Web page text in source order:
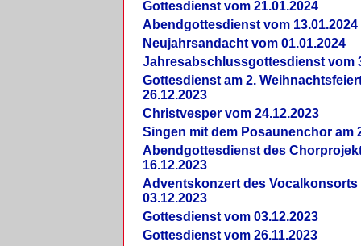
Gottesdienst vom 21.01.2024
Abendgottesdienst vom 13.01.2024
Neujahrsandacht vom 01.01.2024
Jahresabschlussgottesdienst vom
Gottesdienst am 2.
26.12.2023
Christvesper vom 24.12.2023
Singen mit dem Posaunenchor am
Abendgottesdienst des
16.12.2023
Adventskonzert des Vocalkonsorts
03.12.2023
Gottesdienst vom 03.12.2023
Gottesdienst vom 26.11.2023